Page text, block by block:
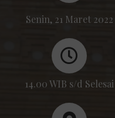
Senin, 21 Maret 2022
14.00 WIB s/d Selesai